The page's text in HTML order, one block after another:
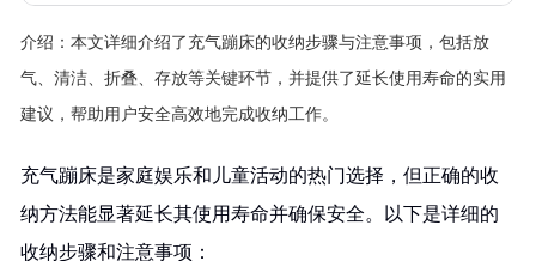
介绍： 本文详细介绍了充气蹦床的收纳步骤与注意事项，包括放
气、清洁、折叠、存放等关键环节，并提供了延长使用寿命的实用
建议，帮助用户安全高效地完成收纳工作。
充气蹦床是家庭娱乐和儿童活动的热门选择，但正确的收
纳方法能显著延长其使用寿命并确保安全。以下是详细的
收纳步骤和注意事项：